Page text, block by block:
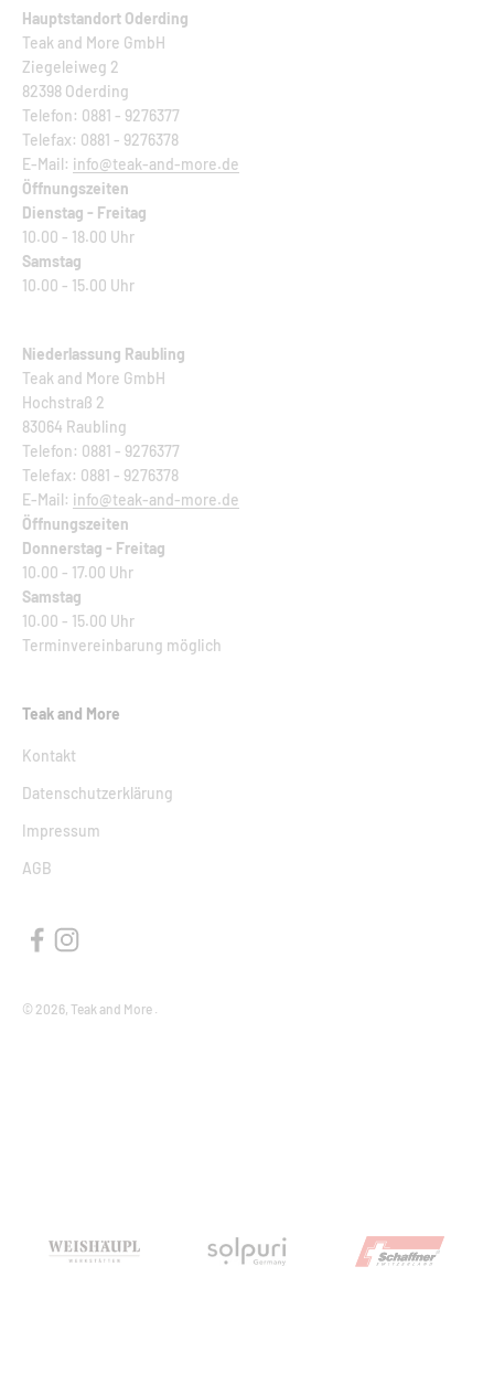
Hauptstandort Oderding
Teak and More GmbH
Ziegeleiweg 2
82398 Oderding
Telefon: 0881 - 9276377
Telefax: 0881 - 9276378
E-Mail: info@teak-and-more.de
Öffnungszeiten
Dienstag - Freitag
10.00 - 18.00 Uhr
Samstag
10.00 - 15.00 Uhr
Niederlassung Raubling
Teak and More GmbH
Hochstraß 2
83064 Raubling
Telefon: 0881 - 9276377
Telefax: 0881 - 9276378
E-Mail: info@teak-and-more.de
Öffnungszeiten
Donnerstag - Freitag
10.00 - 17.00 Uhr
Samstag
10.00 - 15.00 Uhr
Terminvereinbarung möglich
Teak and More
Kontakt
Datenschutzerklärung
Impressum
AGB
© 2026, Teak and More .